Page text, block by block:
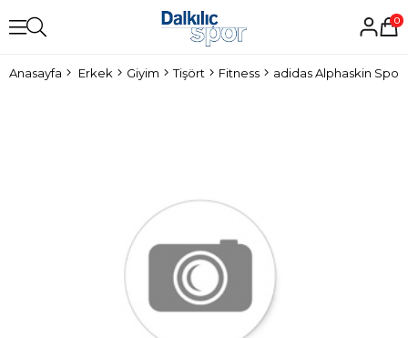
0
Anasayfa Erkek Giyim Tişört Fitness adidas Alphaskin